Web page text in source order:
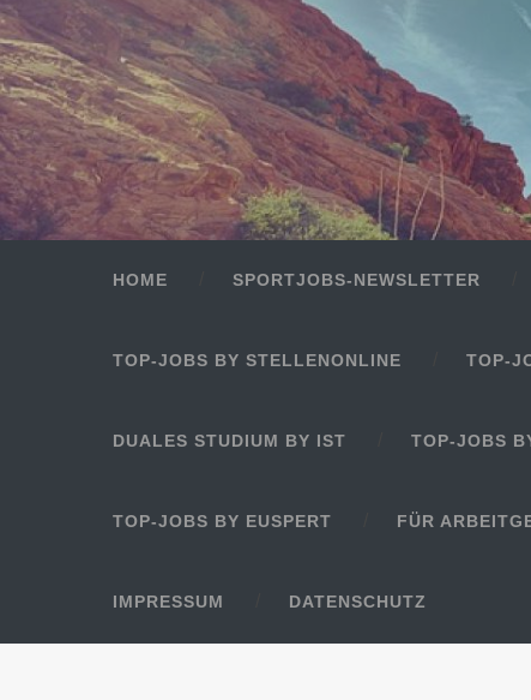
HOME SPORTJOBS-NEWSLETTER
TOP-JOBS BY STELLENONLINE TOP-
DUALES STUDIUM BY IST TOP-JOBS
TOP-JOBS BY EUSPERT FÜR
IMPRESSUM DATENSCHUTZ